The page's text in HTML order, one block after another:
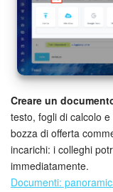
Creare un
testo, fogli di calcolo
bozza di offerta
incarichi: i colleghi
immediatamente.
Documenti: